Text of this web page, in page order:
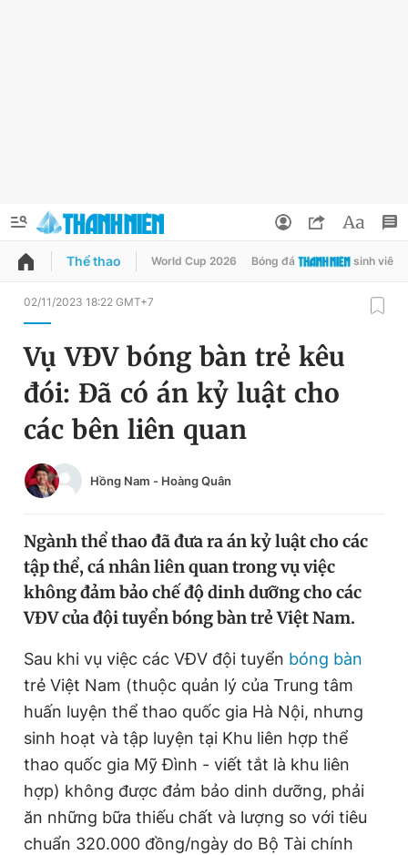
QUẢNG CÁO ĐẶT BÁO
Chuyên mục
Chuyên mục khác
Chào ngày mới Tin 24h
Tin thị trường
Video Magazine
Sản phẩm khác
Tiện ích Bạn cần biết
Thông tin tòa soạn Liên hệ quảng cáo
Đổi mật khẩu
Tin đã lưu
Đăng xuất
Thể thao World Cup 2026 Bóng đá sinh viên
02/11/2023 18:22 GMT+7
Vụ VĐV bóng bàn trẻ kêu
đói: Đã có án kỷ luật cho
các bên liên quan
Hồng Nam - Hoàng Quân
Ngành thể thao đã đưa ra án kỷ luật cho các
tập thể, cá nhân liên quan trong vụ việc
không đảm bảo chế độ dinh dưỡng cho các
VĐV của đội tuyển bóng bàn trẻ Việt Nam.
Sau khi vụ việc các VĐV đội tuyển bóng bàn
trẻ Việt Nam (thuộc quản lý của Trung tâm
huấn luyện thể thao quốc gia Hà Nội, nhưng
sinh hoạt và tập luyện tại Khu liên hợp thể
thao quốc gia Mỹ Đình - viết tắt là khu liên
hợp) không được đảm bảo dinh dưỡng, phải
ăn những bữa thiếu chất và lượng so với tiêu
chuẩn 320.000 đồng/ngày do Bộ Tài chính